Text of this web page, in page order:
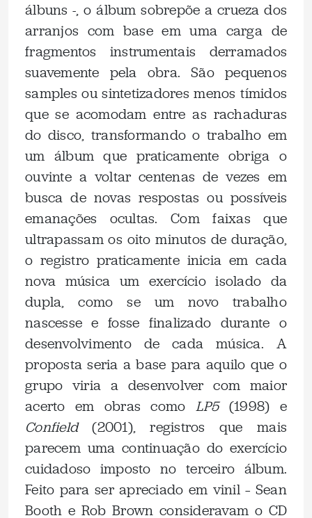
álbuns -, o álbum sobrepõe a crueza dos
arranjos com base em uma carga de
fragmentos instrumentais derramados
suavemente pela obra. São pequenos
samples ou sintetizadores menos tímidos
que se acomodam entre as rachaduras
do disco, transformando o trabalho em
um álbum que praticamente obriga o
ouvinte a voltar centenas de vezes em
busca de novas respostas ou possíveis
emanações ocultas. Com faixas que
ultrapassam os oito minutos de duração,
o registro praticamente inicia em cada
nova música um exercício isolado da
dupla, como se um novo trabalho
nascesse e fosse finalizado durante o
desenvolvimento de cada música. A
proposta seria a base para aquilo que o
grupo viria a desenvolver com maior
acerto em obras como LP5(1998) e
Confield(2001), registros que mais
parecem uma continuação do exercício
cuidadoso imposto no terceiro álbum.
Feito para ser apreciado em vinil – Sean
Booth e Rob Brown consideravam o CD